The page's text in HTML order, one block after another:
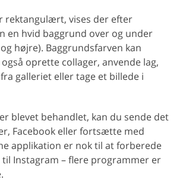
rektangulært, vises der efter
en hvid baggrund over og under
højre). Baggrundsfarven kan
oprette collager, anvende lag,
galleriet eller tage et billede i
blevet behandlet, kan du sende det
Facebook eller fortsætte med
applikation er nok til at forberede
Instagram – flere programmer er